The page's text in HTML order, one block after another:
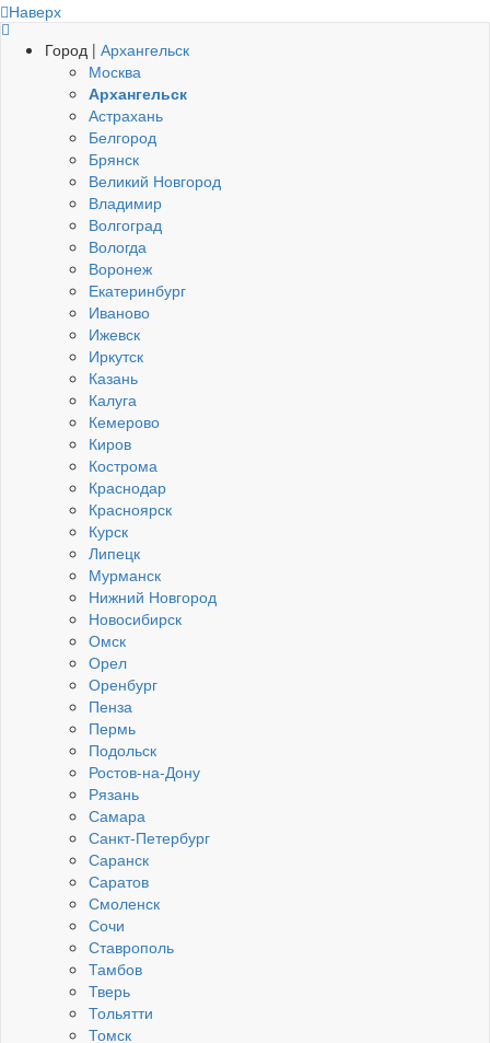
Наверх
Город | Архангельск
Москва
Архангельск
Астрахань
Белгород
Брянск
Великий Новгород
Владимир
Волгоград
Вологда
Воронеж
Екатеринбург
Иваново
Ижевск
Иркутск
Казань
Калуга
Кемерово
Киров
Кострома
Краснодар
Красноярск
Курск
Липецк
Мурманск
Нижний Новгород
Новосибирск
Омск
Орел
Оренбург
Пенза
Пермь
Подольск
Ростов-на-Дону
Рязань
Самара
Санкт-Петербург
Саранск
Саратов
Смоленск
Сочи
Ставрополь
Тамбов
Тверь
Тольятти
Томск